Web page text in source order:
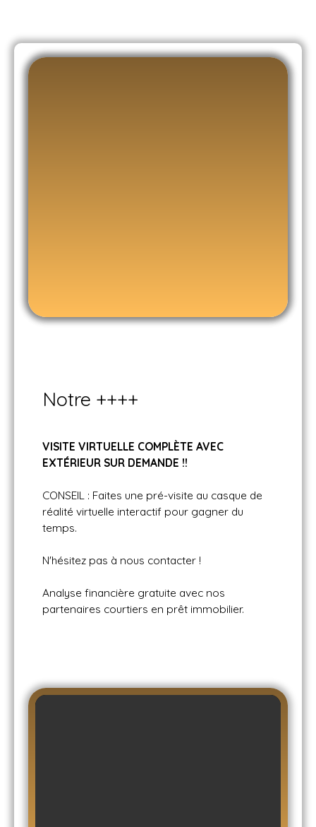
Notre ++++
VISITE VIRTUELLE COMPLÈTE AVEC
EXTÉRIEUR SUR DEMANDE !!
CONSEIL : Faites une pré-visite au casque de
réalité virtuelle interactif pour gagner du
temps.
N'hésitez pas à nous contacter !
Analyse financière gratuite avec nos
partenaires courtiers en prêt immobilier.